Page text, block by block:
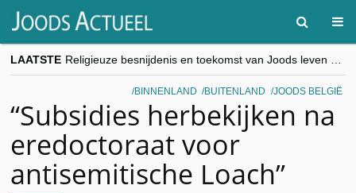
LAATSTE
“Besnijdenisdebat toont hoe moeilijk seculiere Westen minderheden begrijpt”, Jinnih Beels (Vooruit)
CITYTRIP | ROEMENIË – Boekarest: de verrassing van Oost-Europa
goKosher lanceert nieuwe website en samenwerking met Mishpacha voor kosher travel en simchas wereldwijd
BINNENLAND BUITENLAND JOODS BELGIË
“Subsidies herbekijken na
eredoctoraat voor
antisemitische Loach”